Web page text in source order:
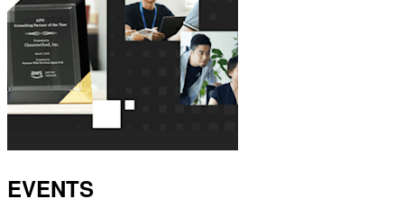
EVENTS